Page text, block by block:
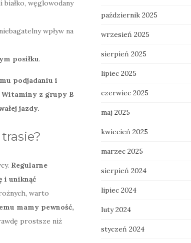
białko, węglowodany
wpływ na
posiłku.
podjadaniu i
Witaminy z grupy B
jazdy.
Regularne
i uniknąć
warto
mamy pewność,
prostsze niż
październik 2025
wrzesień 2025
sierpień 2025
lipiec 2025
czerwiec 2025
maj 2025
kwiecień 2025
marzec 2025
sierpień 2024
lipiec 2024
luty 2024
styczeń 2024